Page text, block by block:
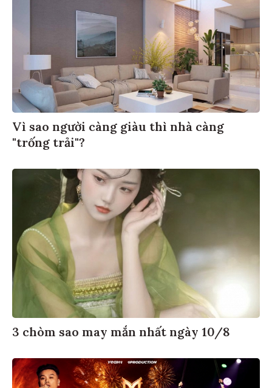
Vì sao người càng giàu thì nhà càng
"trống trải"?
3 chòm sao may mắn nhất ngày 10/8